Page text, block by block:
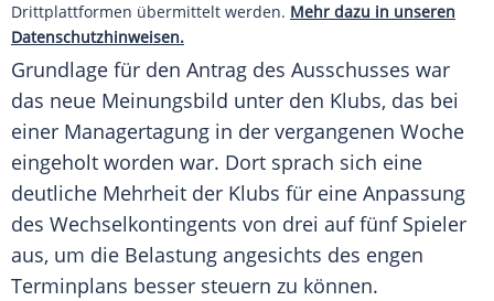
Drittplattformen übermittelt werden. Mehr dazu in unseren
Datenschutzhinweisen.
Grundlage für den Antrag des Ausschusses war
das neue Meinungsbild unter den Klubs, das bei
einer Managertagung in der vergangenen Woche
eingeholt worden war. Dort sprach sich eine
deutliche Mehrheit der Klubs für eine Anpassung
des Wechselkontingents von drei auf fünf Spieler
aus, um die Belastung angesichts des engen
Terminplans besser steuern zu können.